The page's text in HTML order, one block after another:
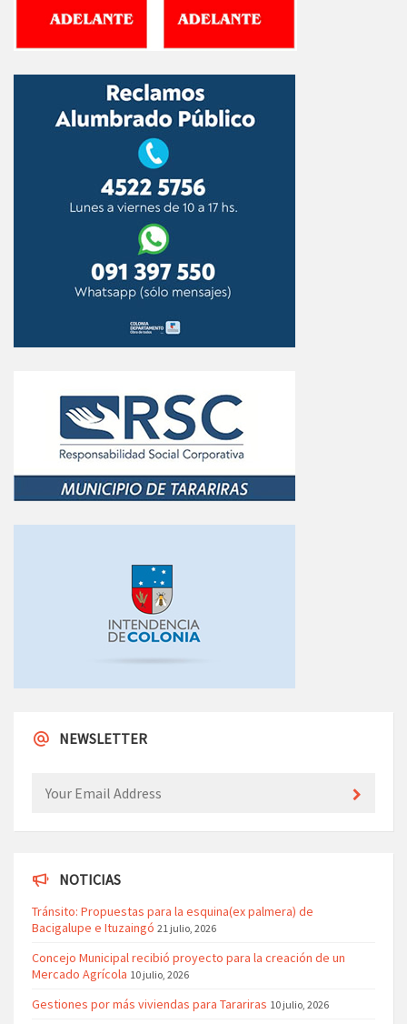
NEWSLETTER
NOTICIAS
Tránsito: Propuestas para la esquina(ex palmera) de
Bacigalupe e Ituzaingó 21 julio, 2026
Concejo Municipal recibió proyecto para la creación de un
Mercado Agrícola 10 julio, 2026
Gestiones por más viviendas para Tarariras 10 julio, 2026